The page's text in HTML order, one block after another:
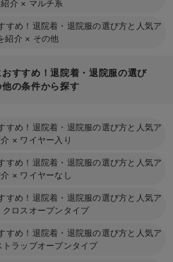
介 × マルチ系
すめ！退院着・退院服の選び方と人気ア
紹介 × その他
すすめ！退院着・退院服の選び
の条件から探す
すめ！退院着・退院服の選び方と人気ア
× ワイヤー入り
すめ！退院着・退院服の選び方と人気ア
× ワイヤーなし
すめ！退院着・退院服の選び方と人気ア
クロスオープンタイプ
すめ！退院着・退院服の選び方と人気ア
トラップオープンタイプ